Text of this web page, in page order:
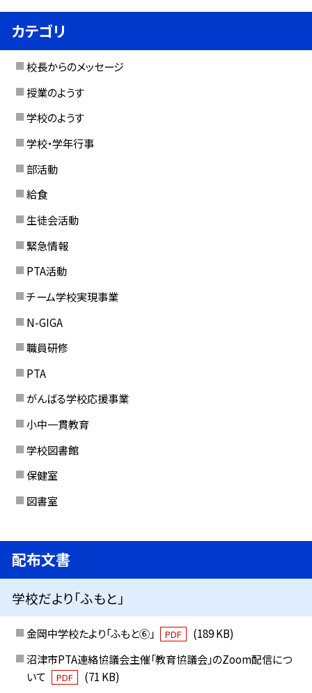
カテゴリ
校長からのメッセージ
授業のようす
学校のようす
学校・学年行事
部活動
給食
生徒会活動
緊急情報
PTA活動
チーム学校実現事業
N-GIGA
職員研修
PTA
がんばる学校応援事業
小中一貫教育
学校図書館
保健室
図書室
配布文書
学校だより「ふもと」
金岡中学校たより「ふもと⑥」 PDF
(189 KB)
沼津市PTA連絡協議会主催「教育協議会」のZoom配信につ
いて
PDF (71 KB)